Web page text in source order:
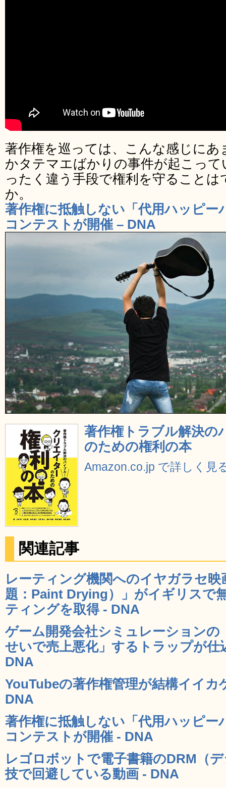
著作権を巡っては、こんな感じに
かタテマエばかりの事件が起こっ
ったく違う手段で権利を守ること
か。
著作権に抵触しない「代用ハッピー
コンテストが開催 – DNA
著作権トラブル解決の
のための権利の本
Amazon.co.jp で詳しく見
関連記事
レーティング機関へのイヤガラセ
題：Paint Drying）」がイギリスで
ティングを取得 - DNA
ゲーム開発会社シミュレーションの
せいで売上悪化」するトラップが
DNA
YouTubeの著作権管理が結構イイカ
DNA
著作権に抵触しない「代用ハッピー
コンテストが開催 - DNA
レゴロボットで電子書籍のDRM（
技で回避している動画 - DNA